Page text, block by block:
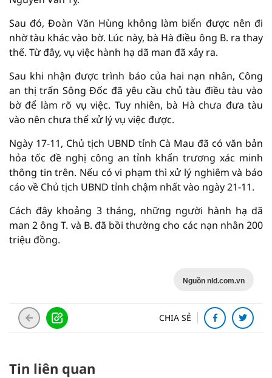
Sau đó, Đoàn Văn Hùng không làm biển được nên đi
nhờ tàu khác vào bờ. Lúc này, bà Hà điều ông B. ra thay
thế. Từ đây, vụ việc hành hạ dã man đã xảy ra.
Sau khi nhận được trình báo của hai nạn nhân, Công
an thị trấn Sông Đốc đã yêu cầu chủ tàu điều tàu vào
bờ để làm rõ vụ việc. Tuy nhiên, bà Hà chưa đưa tàu
vào nên chưa thể xử lý vụ việc được.
Ngày 17-11, Chủ tịch UBND tỉnh Cà Mau đã có văn bản
hỏa tốc đề nghị công an tỉnh khẩn trương xác minh
thông tin trên. Nếu có vi phạm thì xử lý nghiêm và báo
cáo về Chủ tịch UBND tỉnh chậm nhất vào ngày 21-11.
Cách đây khoảng 3 tháng, những người hành hạ dã
man 2 ông T. và B. đã bồi thường cho các nạn nhân 200
triệu đồng.
Nguồn nld.com.vn
CHIA SẺ
Tin liên quan